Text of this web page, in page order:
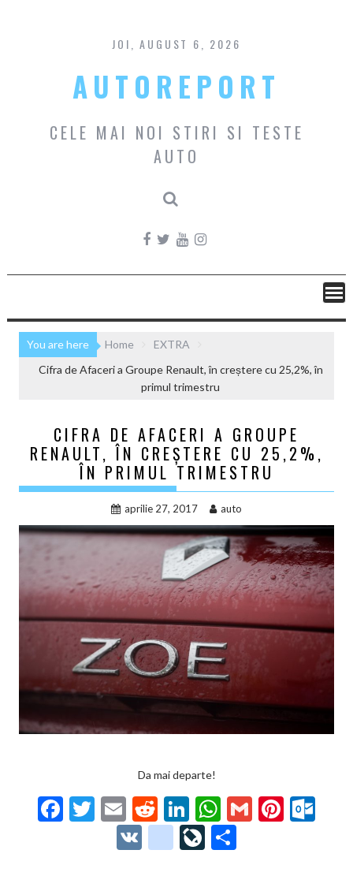
content
JOI, AUGUST 6, 2026
AUTOREPORT
CELE MAI NOI STIRI SI TESTE
AUTO
You are here Home
EXTRA
Cifra de Afaceri a Groupe Renault, în creștere cu 25,2%, în
primul trimestru
CIFRA DE AFACERI A GROUPE
RENAULT, ÎN CREȘTERE CU 25,2%,
ÎN PRIMUL TRIMESTRU
aprilie 27, 2017 auto
Da mai departe!
F T
w
itt
E
m
ai
R
e
d
Li
n
ke
W
h
at
G Pi
g
Li